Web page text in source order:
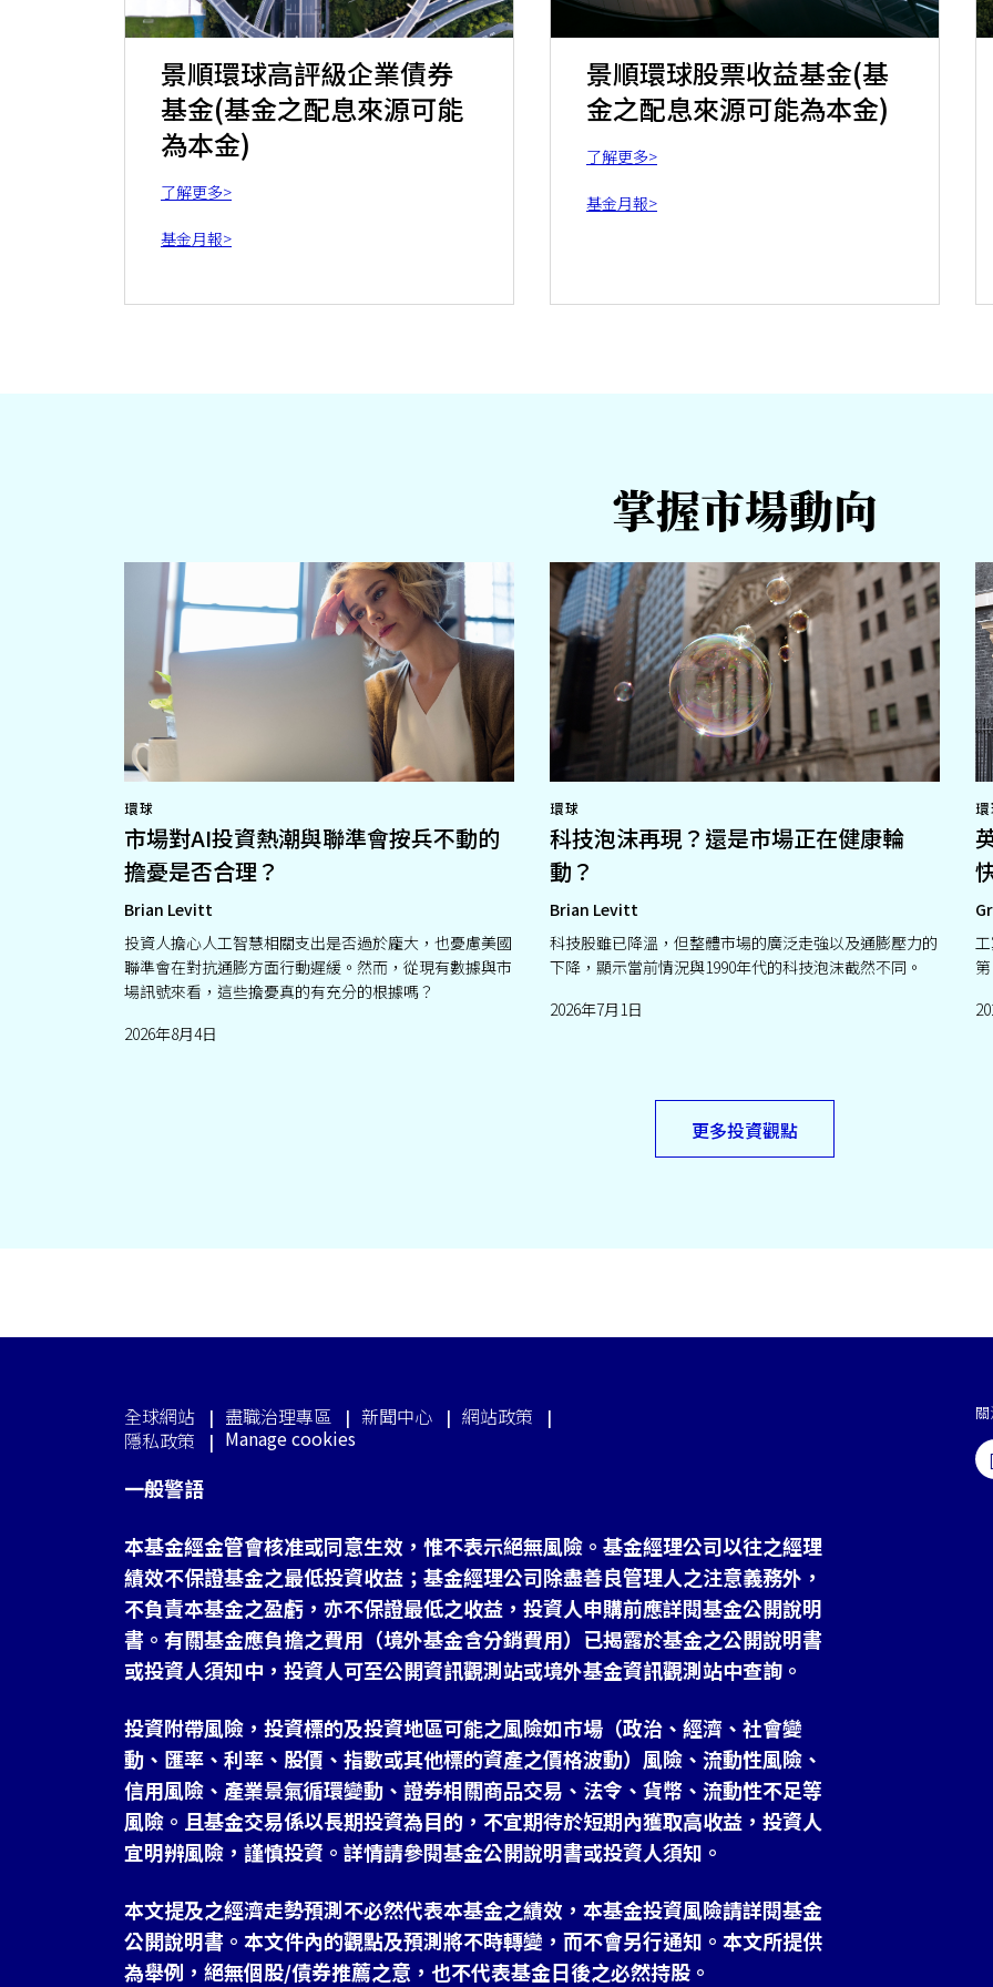
景順環球高評級企業債券
基金(基金之配息來源可能
為本金)
了解更多>
基金月報>
景順環球股票收益基金(基
金之配息來源可能為本金)
了解更多>
基金月報>
掌握市場動向
環球
市場對AI投資熱潮與聯準會按兵不動的
擔憂是否合理？
Brian Levitt
投資人擔心人工智慧相關支出是否過於龐大，也憂慮美國
聯準會在對抗通膨方面行動遲緩。然而，從現有數據與市
場訊號來看，這些擔憂真的有充分的根據嗎？
2026年8月4日
環球
科技泡沫再現？還是市場正在健康輪
動？
Brian Levitt
科技股雖已降溫，但整體市場的廣泛走強以及通膨壓力的
下降，顯示當前情況與1990年代的科技泡沫截然不同。
2026年7月1日
環
更多投資觀點
全球網站 盡職治理專區 新聞中心
網站政策
隱私政策
Manage cookies
一般警語
本基金經金管會核准或同意生效，惟不表示絕無風險。基金經理公司以往之經理
績效不保證基金之最低投資收益；基金經理公司除盡善良管理人之注意義務外，
不負責本基金之盈虧，亦不保證最低之收益，投資人申購前應詳閱基金公開說明
書。有關基金應負擔之費用（境外基金含分銷費用）已揭露於基金之公開說明書
或投資人須知中，投資人可至公開資訊觀測站或境外基金資訊觀測站中查詢。
投資附帶風險，投資標的及投資地區可能之風險如市場（政治、經濟、社會變
動、匯率、利率、股價、指數或其他標的資產之價格波動）風險、流動性風險、
信用風險、產業景氣循環變動、證券相關商品交易、法令、貨幣、流動性不足等
風險。且基金交易係以長期投資為目的，不宜期待於短期內獲取高收益，投資人
宜明辨風險，謹慎投資。詳情請參閱基金公開說明書或投資人須知。
本文提及之經濟走勢預測不必然代表本基金之績效，本基金投資風險請詳閱基金
公開說明書。本文件內的觀點及預測將不時轉變，而不會另行通知。本文所提供
為舉例，絕無個股/債券推薦之意，也不代表基金日後之必然持股。